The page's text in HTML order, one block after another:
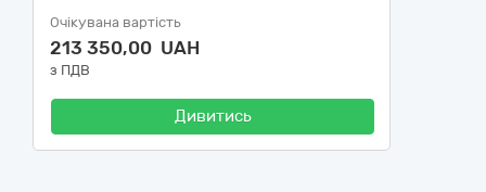
Очікувана вартість
213 350,00 UAH
з ПДВ
Дивитись